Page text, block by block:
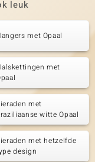
leuk
met Opaal
met
met
witte Opaal
met hetzelfde
design